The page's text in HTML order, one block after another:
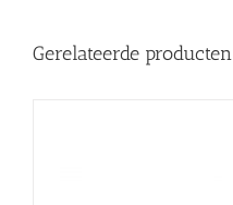
Gerelateerde producten